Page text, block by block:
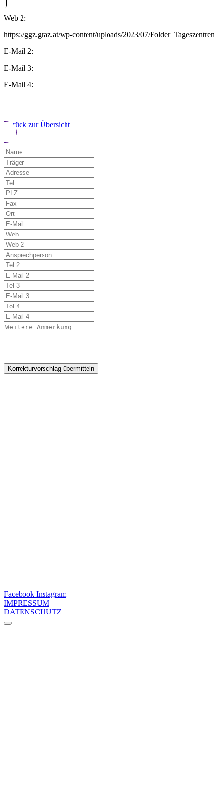
Web 2:
https://ggz.graz.at/wp-content/uploads/2023/07/
E-Mail 2:
E-Mail 3:
E-Mail 4:
Zurück zur Übersicht
Korrekturvorschlag übermitteln
Facebook Instagram
IMPRESSUM
DATENSCHUTZ